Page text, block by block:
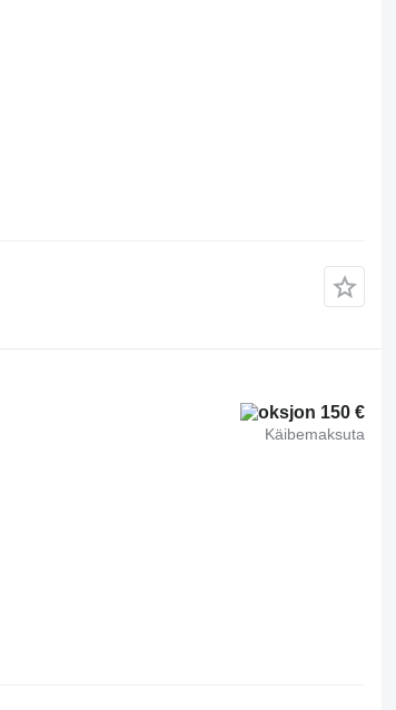
150 €
Käibemaksuta